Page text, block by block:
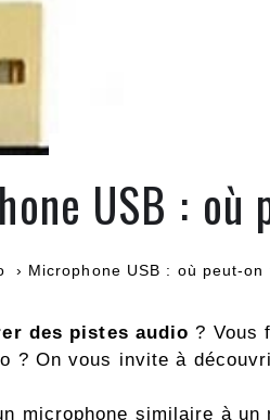
USB :
Microphone USB : où peut-
des pistes audio? Vous
? On vous invite à
microphone similaire à